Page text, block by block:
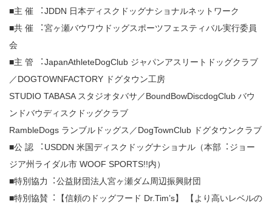
■主 催 ︓JDDN ⽇本ディスクドッグナショナルネットワーク
■共 催 ︓宮ヶ瀬バウワウドッグスポーツフェスティバル実⾏委員
会
■主 管 ︓JapanAthleteDogClub ジャパンアスリートドッグクラブ
／DOGTOWNFACTORY ドグタウン工房
STUDIO TABASA スタジオタバサ／BoundBowDiscdogClub バウ
ンドバウディスクドッグクラブ
RambleDogs ランブルドッグス／DogTownClub ドグタウンクラブ
■公 認 ︓USDDN ⽶国ディスクドッグナショナル（本部︓ジョー
ジア州ライダル市 WOOF SPORTS!!内）
■特別協⼒︓公益財団法人宮ヶ瀬ダム周辺振興財団
■特別協賛︓【信頼のドッグフード Dr.Tim’s】 【より高いレベルの